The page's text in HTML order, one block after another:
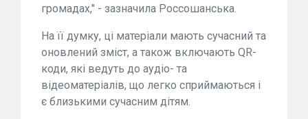
громадах," - зазначила Россошанська.
На її думку, ці матеріали мають сучасний та
оновлений зміст, а також включають QR-
коди, які ведуть до аудіо- та
відеоматеріалів, що легко сприймаються і
є близькими сучасним дітям.